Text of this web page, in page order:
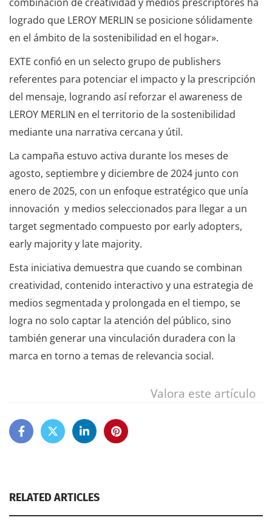
logrado que LEROY MERLIN se posicione sólidamente
en el ámbito de la sostenibilidad en el hogar».
EXTE confió en un selecto grupo de publishers
referentes para potenciar el impacto y la prescripción
del mensaje, logrando así reforzar el awareness de
LEROY MERLIN en el territorio de la sostenibilidad
mediante una narrativa cercana y útil.
La campaña estuvo activa durante los meses de
agosto, septiembre y diciembre de 2024 junto con
enero de 2025, con un enfoque estratégico que unía
innovación y medios seleccionados para llegar a un
target segmentado compuesto por early adopters,
early majority y late majority.
Esta iniciativa demuestra que cuando se combinan
creatividad, contenido interactivo y una estrategia de
medios segmentada y prolongada en el tiempo, se
logra no solo captar la atención del público, sino
también generar una vinculación duradera con la
marca en torno a temas de relevancia social.
Valora este artículo
RELATED ARTICLES